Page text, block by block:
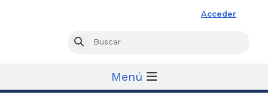
Acceder
Buscar
Menú